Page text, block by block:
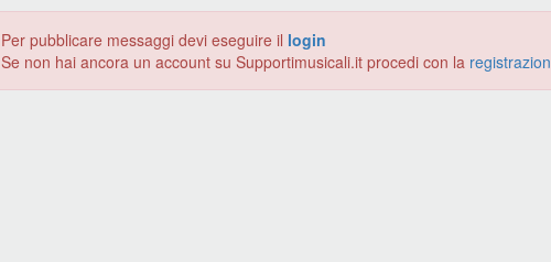
Per pubblicare messaggi devi eseguire il login
Se non hai ancora un account su Supportimusicali.it procedi con la